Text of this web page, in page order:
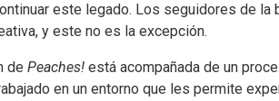
este legado. Los seguidores de la
y este no es la excepción.
de Peaches! está acompañada de un
en un entorno que les permite